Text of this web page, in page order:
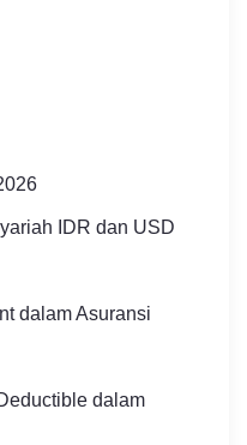
IDR dan USD
dalam Asuransi
dalam